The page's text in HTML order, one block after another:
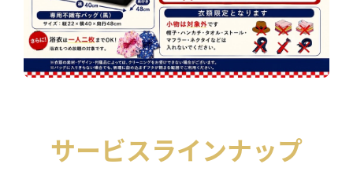
サービスラインナップ